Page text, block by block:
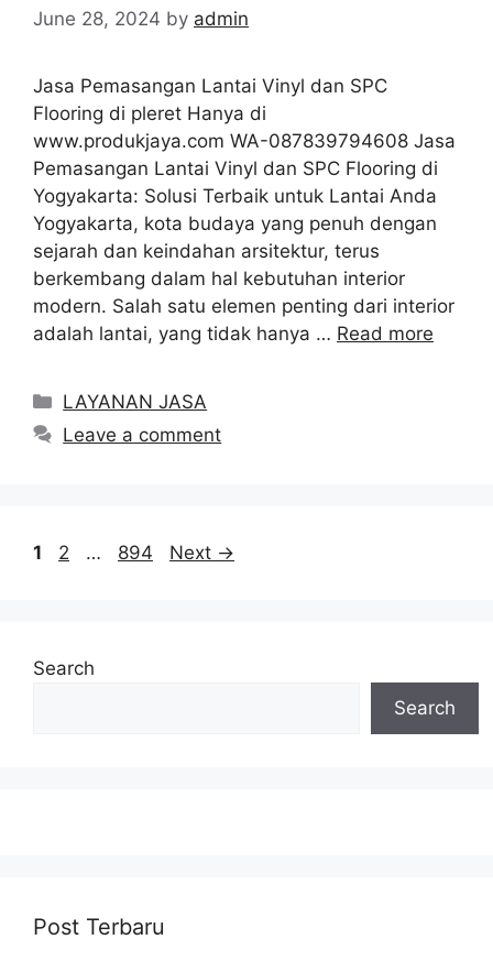
June 28, 2024 by admin
Jasa Pemasangan Lantai Vinyl dan SPC
Flooring di pleret Hanya di
www.produkjaya.com WA-087839794608 Jasa
Pemasangan Lantai Vinyl dan SPC Flooring di
Yogyakarta: Solusi Terbaik untuk Lantai Anda
Yogyakarta, kota budaya yang penuh dengan
sejarah dan keindahan arsitektur, terus
berkembang dalam hal kebutuhan interior
modern. Salah satu elemen penting dari interior
adalah lantai, yang tidak hanya … Read more
Categories
LAYANAN JASA
Leave a comment
Page
1 Page
2 … Page
894 Next →
Search
Search
Post Terbaru